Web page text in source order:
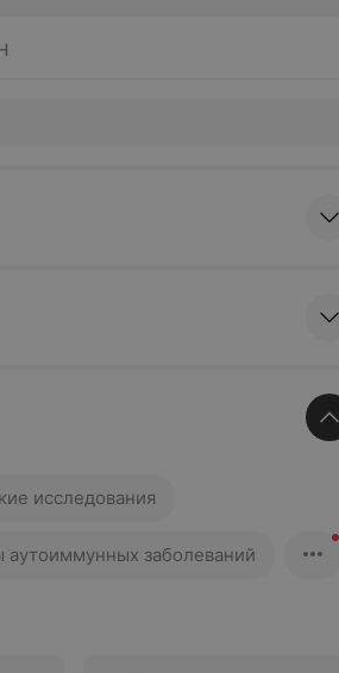
исследования
аутоиммунных заболеваний